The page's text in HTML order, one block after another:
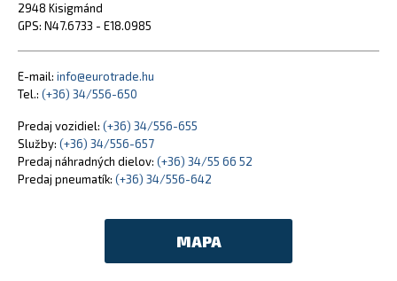
2948 Kisigmánd
GPS: N47.6733 - E18.0985
E-mail: info@eurotrade.hu
Tel.: (+36) 34/556-650
Predaj vozidiel: (+36) 34/556-655
Služby: (+36) 34/556-657
Predaj náhradných dielov: (+36) 34/55 66 52
Predaj pneumatík: (+36) 34/556-642
MAPA